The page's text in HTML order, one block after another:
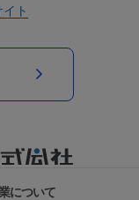
ト
について